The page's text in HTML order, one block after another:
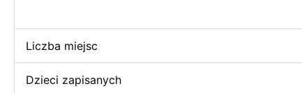
Liczba miejsc
Dzieci zapisanych